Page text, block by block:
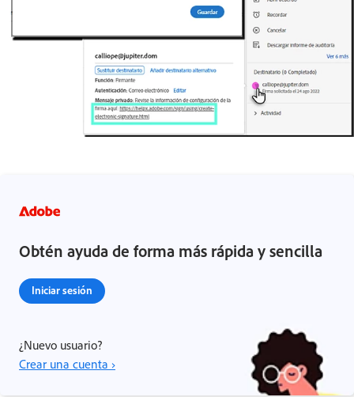
Obtén ayuda de forma más rápida y sencilla
Iniciar sesión
¿Nuevo usuario?
Crear una cuenta ›